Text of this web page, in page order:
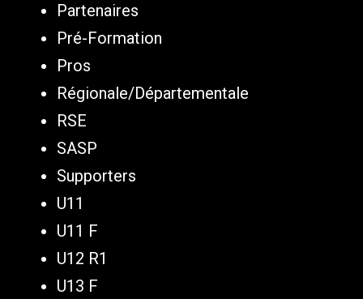
Partenaires
Pré-Formation
Pros
Régionale/Départementale
RSE
SASP
Supporters
U11
U11 F
U12 R1
U13 F